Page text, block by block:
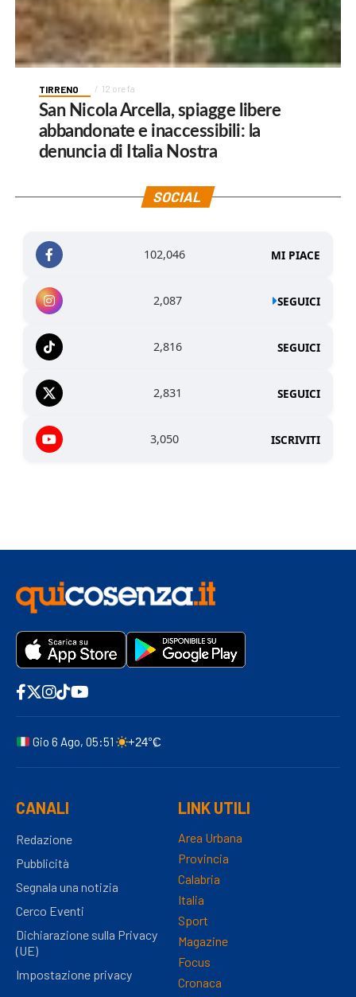
TIRRENO 12 ore fa
San Nicola Arcella, spiagge libere
abbandonate e inaccessibili: la
denuncia di Italia Nostra
SOCIAL
102,046 MI PIACE
2,087 SEGUICI
2,816 SEGUICI
2,831 SEGUICI
3,050 ISCRIVITI
Gio 6 Ago, 05:51 +24°C
CANALI
Redazione
Pubblicità
Segnala una notizia
Cerco Eventi
Dichiarazione sulla Privacy
(UE)
Impostazione privacy
LINK UTILI
Area Urbana
Provincia
Calabria
Italia
Sport
Magazine
Focus
Cronaca